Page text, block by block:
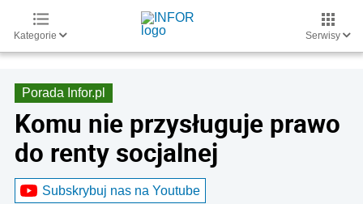
Kategorie Serwisy
Porada Infor.pl
Komu nie przysługuje prawo
do renty socjalnej
Subskrybuj nas na Youtube